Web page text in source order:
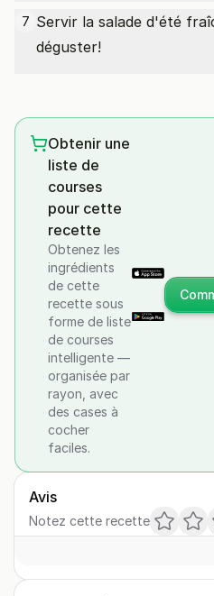
7 Servir la salade d'été
déguster!
Obtenir une
liste de
courses
pour cette
recette
Obtenez les
ingrédients
de cette
recette sous
forme de liste
de courses
intelligente —
organisée par
rayon, avec
des cases à
cocher
faciles.
Avis
Notez cette recette